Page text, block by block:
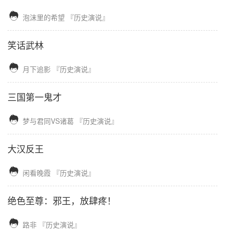
 泡沫里的希望 『历史演说』
笑话武林
 月下追影 『历史演说』
三国第一鬼才
 梦与君同VS诸葛 『历史演说』
大汉反王
 闲看晚霞 『历史演说』
绝色至尊：邪王，放肆疼！
 路非 『历史演说』